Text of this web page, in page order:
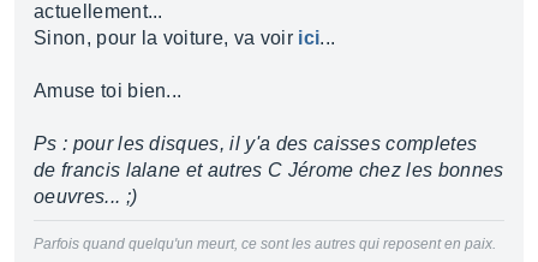
actuellement...
Sinon, pour la voiture, va voir ici...
Amuse toi bien...
Ps : pour les disques, il y'a des caisses completes
de francis lalane et autres C Jérome chez les bonnes
oeuvres... ;)
Parfois quand quelqu'un meurt, ce sont les autres qui reposent en paix.